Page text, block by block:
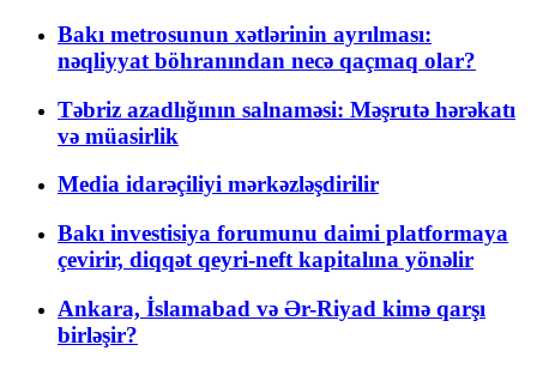
Bakı metrosunun xətlərinin ayrılması:
nəqliyyat böhranından necə qaçmaq olar?
Təbriz azadlığının salnaməsi: Məşrutə hərəkatı
və müasirlik
Media idarəçiliyi mərkəzləşdirilir
Bakı investisiya forumunu daimi platformaya
çevirir, diqqət qeyri-neft kapitalına yönəlir
Ankara, İslamabad və Ər-Riyad kimə qarşı
birləşir?